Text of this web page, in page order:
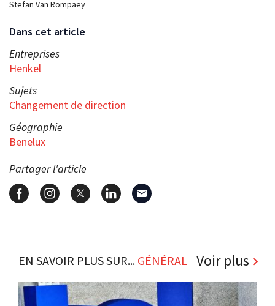
Stefan Van Rompaey
Dans cet article
Entreprises
Henkel
Sujets
Changement de direction
Géographie
Benelux
Partager l'article
EN SAVOIR PLUS SUR... GÉNÉRAL Voir plus